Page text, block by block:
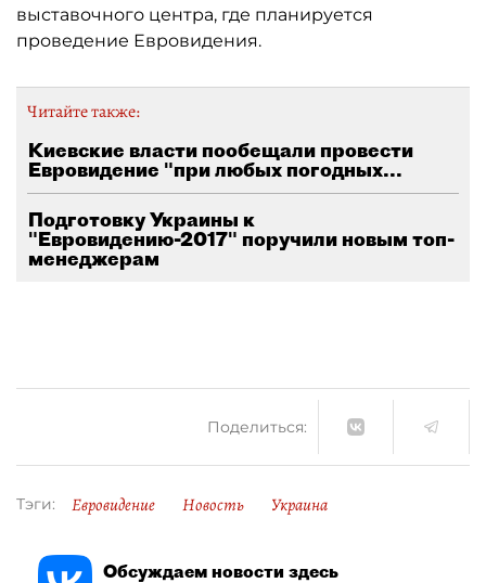
выставочного центра, где планируется
проведение Евровидения.
Читайте также:
Киевские власти пообещали провести
Евровидение "при любых погодных...
Подготовку Украины к
"Евровидению-2017" поручили новым топ-
менеджерам
Поделиться:
Тэги: Евровидение Новость Украина
Обсуждаем новости здесь